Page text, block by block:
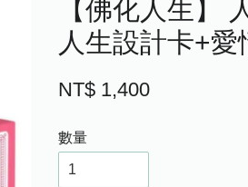
【佛化人生】
人生設計卡+愛
NT$ 1,400
數量